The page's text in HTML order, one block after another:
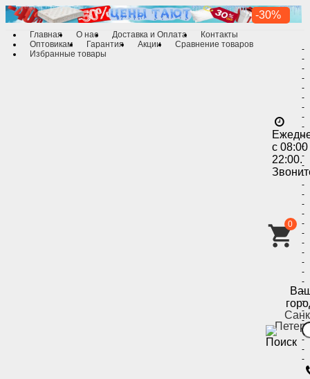
Главная О нас Доставка и Оплата
Контакты
Оптовикам
Гарантия Акции
Сравнение товаров
Избранные товары
с
22:00.
-
-
-
-
-
-
-
-
-
-
-
-
-
-
-
-
-
-
-
-
-
-
-
-
-
-
-
-
-
-
-
-
-
0
-30%